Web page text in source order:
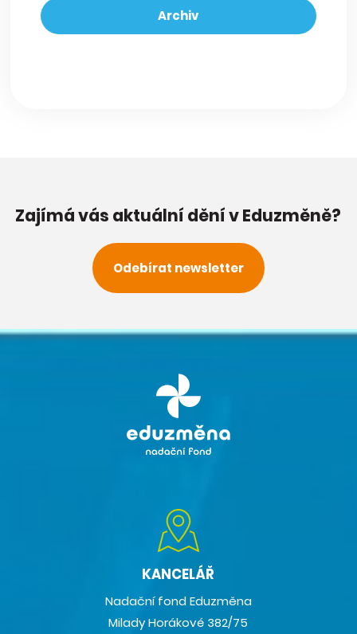
Archiv
Zajímá vás aktuální dění v Eduzměně?
Odebírat newsletter
KANCELÁŘ
Nadační fond Eduzměna
Milady Horákové 382/75